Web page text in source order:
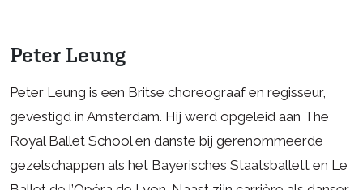
Peter Leung
Peter Leung is een Britse choreograaf en regisseur,
gevestigd in Amsterdam. Hij werd opgeleid aan The
Royal Ballet School en danste bij gerenommeerde
gezelschappen als het Bayerisches Staatsballett en Le